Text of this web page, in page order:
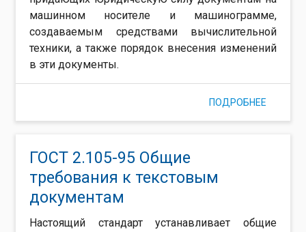
машинном носителе и машинограмме,
создаваемым средствами вычислительной
техники, а также порядок внесения изменений
в эти документы.
ПОДРОБНЕЕ
ГОСТ 2.105-95 Общие
требования к текстовым
документам
Настоящий стандарт устанавливает общие